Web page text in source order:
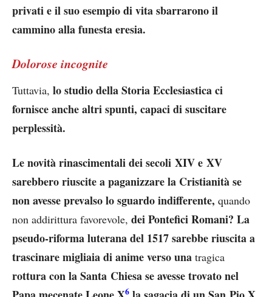
privati e il suo esempio di vita sbarrarono il
cammino alla funesta eresia.
Dolorose incognite
Tuttavia, lo studio della Storia Ecclesiastica ci
fornisce anche altri spunti, capaci di suscitare
perplessità.
Le novità rinascimentali dei secoli XIV e XV
sarebbero riuscite a paganizzare la Cristianità se
non avesse prevalso lo sguardo indifferente, quando
non addirittura favorevole, dei Pontefici Romani? La
pseudo-riforma luterana del 1517 sarebbe riuscita a
trascinare migliaia di anime verso una tragica
rottura con la Santa Chiesa se avesse trovato nel
6